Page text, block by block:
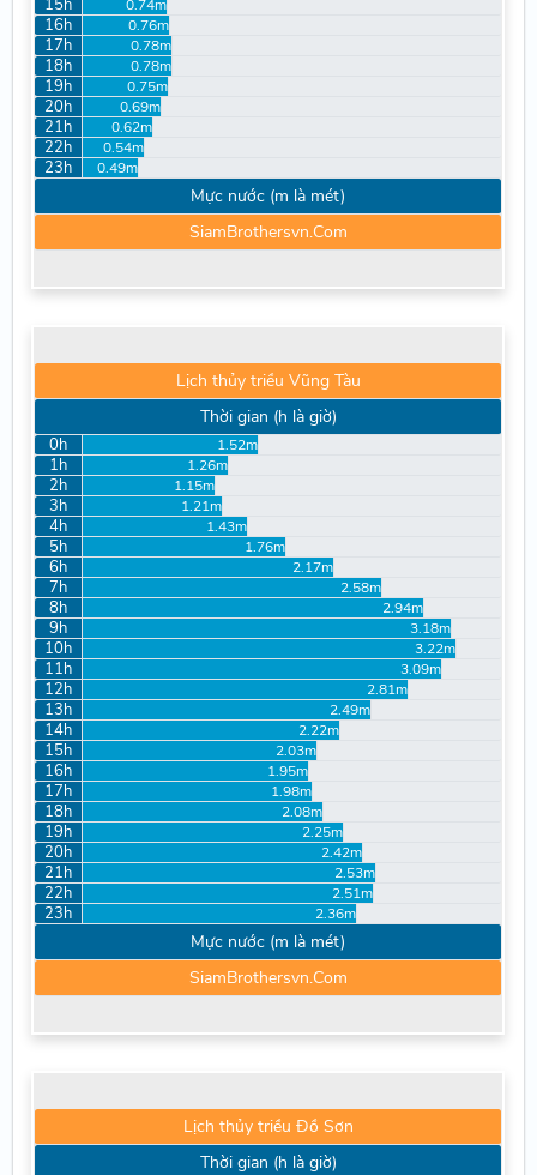
15h 0.74m
16h 0.76m
17h 0.78m
18h 0.78m
19h 0.75m
20h 0.69m
21h 0.62m
22h 0.54m
23h 0.49m
Mực nước (m là mét)
SiamBrothersvn.Com
Lịch thủy triều Vũng Tàu
Thời gian (h là giờ)
0h 1.52m
1h 1.26m
2h 1.15m
3h 1.21m
4h 1.43m
5h 1.76m
6h 2.17m
7h 2.58m
8h 2.94m
9h 3.18m
10h 3.22m
11h 3.09m
12h 2.81m
13h 2.49m
14h 2.22m
15h 2.03m
16h 1.95m
17h 1.98m
18h 2.08m
19h 2.25m
20h 2.42m
21h 2.53m
22h 2.51m
23h 2.36m
Mực nước (m là mét)
SiamBrothersvn.Com
Lịch thủy triều Đồ Sơn
Thời gian (h là giờ)